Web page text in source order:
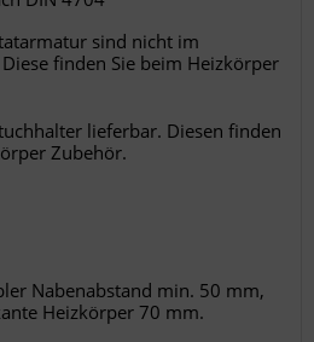
sind nicht im
finden Sie beim Heizkörper
lieferbar. Diesen finden
Zubehör.
Nabenabstand min. 50 mm,
Heizkörper 70 mm.